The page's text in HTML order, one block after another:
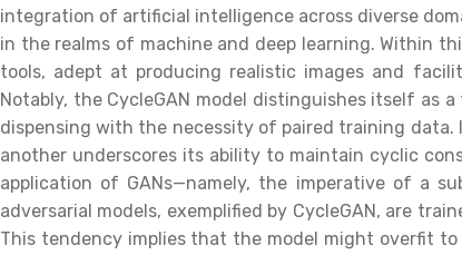
integration of artificial intelligence across diverse
in the realms of machine and deep learning. Within
tools, adept at producing realistic images and
Notably, the CycleGAN model distinguishes itself as
dispensing with the necessity of paired training
another underscores its ability to maintain cyclic
application of GANs—namely, the imperative of a
adversarial models, exemplified by CycleGAN, are
This tendency implies that the model might overfit